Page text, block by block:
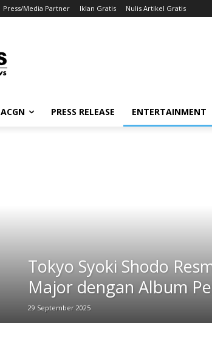
Press/Media Partner Iklan Gratis Nulis Artikel Gratis
ACGN PRESS RELEASE ENTERTAINMENT
Tokyo Syoki Shodo
Major dengan Album
29 September 2025